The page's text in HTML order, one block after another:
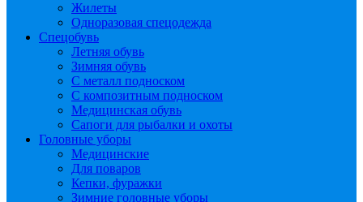
Жилеты
Одноразовая спецодежда
Спецобувь
Летняя обувь
Зимняя обувь
С металл подноском
С композитным подноском
Медицинская обувь
Сапоги для рыбалки и охоты
Головные уборы
Медицинские
Для поваров
Кепки, фуражки
Зимние головные уборы